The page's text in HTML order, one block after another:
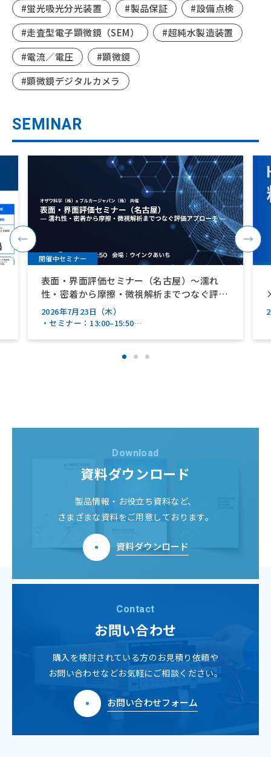
#蛍光吸光分光装置
#製品保証
#設備点検
#走査型電子顕微鏡（SEM）
#超純水製造装置
#電流／電圧
#顕微鏡
#顕微鏡デジタルカメラ
SEMINAR
開催中セミナー
表面・界面評価セミナー（名古屋）～濡れ
性・密着から摩擦・微視解析までつなぐ評価
アプローチ～【ブルカージャパン（株）共
催】
2026年7月23日（木）
・セミナー：13:00–15:50
Download
資料ダウンロード
製品情報・お役立ち資料など、
さまざまな資料をご用意しております。
資料ダウンロード
Contact
お問い合わせ
購入を検討されている方のお見積り依頼や
お問い合わせなどお気軽にご相談ください。
お問い合わせフォーム